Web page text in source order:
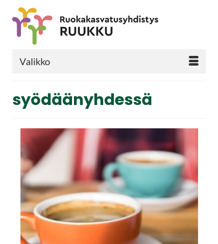
Valikko
syödäänyhdessä